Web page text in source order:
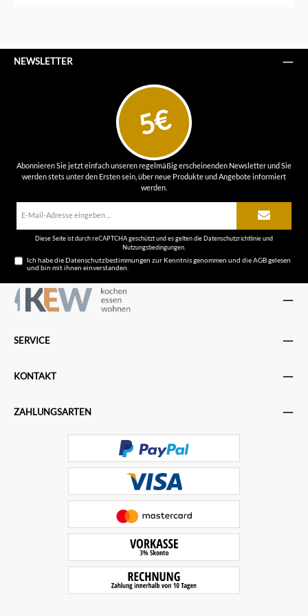
NEWSLETTER
5€
Abonnieren Sie jetzt einfach unseren regelmäßig erscheinenden Newsletter und Sie
werden stets unter den Ersten sein, über neue Produkte und Angebote informiert
werden.
Diese Seite ist durch reCAPTCHA geschützt und es gelten die Datenschutzrichtlinieund
Nutzungsbedingungen.
Ich habe dieDatenschutzbestimmungen zur Kenntnis genommen und dieAGBgelesen
und bin mit ihnen einverstanden.
SERVICE
KONTAKT
ZAHLUNGSARTEN